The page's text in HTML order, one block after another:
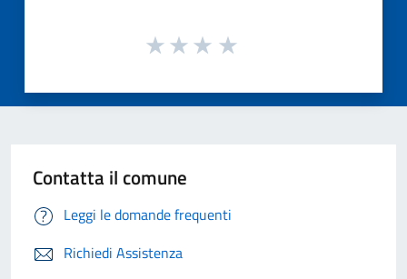
Contatta il comune
Leggi le domande frequenti
Richiedi Assistenza